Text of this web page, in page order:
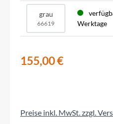
grau
66619
Werktage
155,00 €
Preise inkl. MwSt. zzgl.